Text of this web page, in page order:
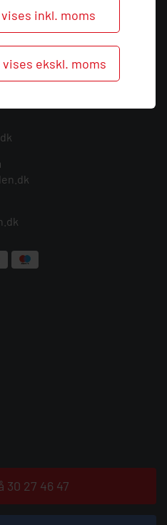
inkl. moms
ekskl. moms
30 27 46 47